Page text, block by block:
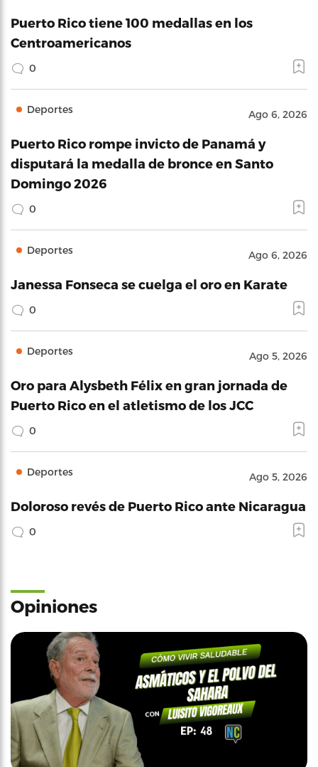
Puerto Rico tiene 100 medallas en los
Centroamericanos
0
Deportes Ago 6, 2026
Puerto Rico rompe invicto de Panamá y
disputará la medalla de bronce en Santo
Domingo 2026
0
Deportes Ago 6, 2026
Janessa Fonseca se cuelga el oro en Karate
0
Deportes Ago 5, 2026
Oro para Alysbeth Félix en gran jornada de
Puerto Rico en el atletismo de los JCC
0
Deportes Ago 5, 2026
Doloroso revés de Puerto Rico ante Nicaragua
0
Opiniones